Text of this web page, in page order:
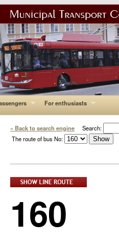
For enthusiasts
« Back to search engine Search:
The route of bus No:
160